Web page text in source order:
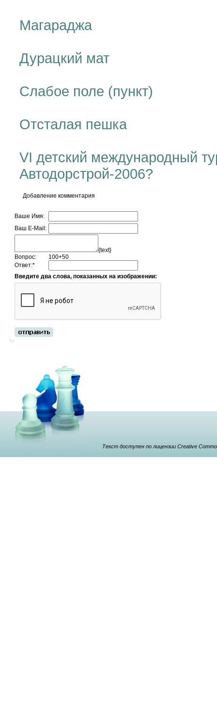
Магараджа
Дурацкий мат
Слабое поле (пункт)
Отсталая пешка
VI детский международный
Автодорстрой-2006?
Добавление комментария
Ваше Имя:
Ваш E-Mail:
{text}
Вопрос:
100+50
Ответ:*
Введите два слова, показанных на изображении:
Текст доступен по лицензии Creative